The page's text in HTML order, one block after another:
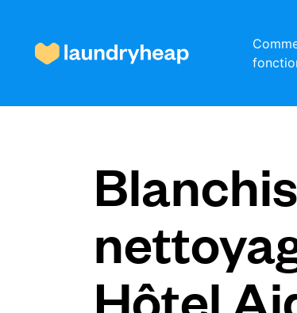
Prix et services
À propos de nous
Hôtel